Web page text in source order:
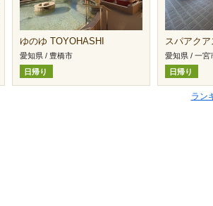
ゆのゆ TOYOHASHI
愛知県 / 豊橋市
日帰り
スパアク
愛知県 / 一宮
日帰り
ラン